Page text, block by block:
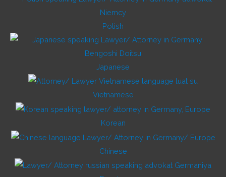
Polish
Japanese
Vietnamese
Korean
Chinese